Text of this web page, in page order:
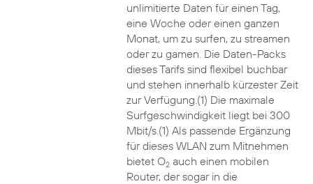
unlimitierte Daten für einen Tag,
eine Woche oder einen ganzen
Monat, um zu surfen, zu streamen
oder zu gamen. Die Daten-Packs
dieses Tarifs sind flexibel buchbar
und stehen innerhalb kürzester Zeit
zur Verfügung.(1) Die maximale
Surfgeschwindigkeit liegt bei 300
Mbit/s.(1) Als passende Ergänzung
für dieses WLAN zum Mitnehmen
bietet O2auch einen mobilen
Router, der sogar in die